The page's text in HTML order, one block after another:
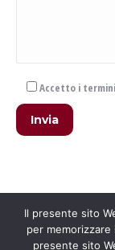
Accetto i
Il presente sito
per
presente sito